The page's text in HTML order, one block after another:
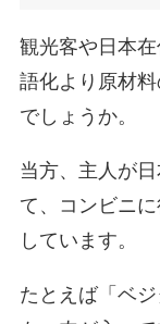
観光客や日本
語化より原材
でしょうか。
当方、主人が
て、コンビニ
しています。
たとえば「ベ